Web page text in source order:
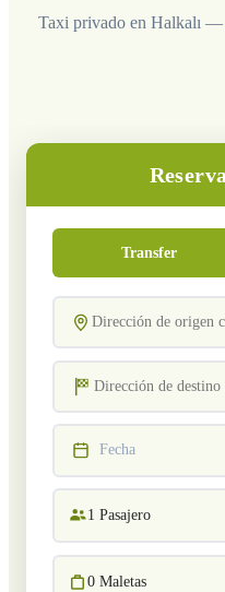
Taxi privado en Halkalı
Transfer
Fecha
1 Pasajero
0 Maletas